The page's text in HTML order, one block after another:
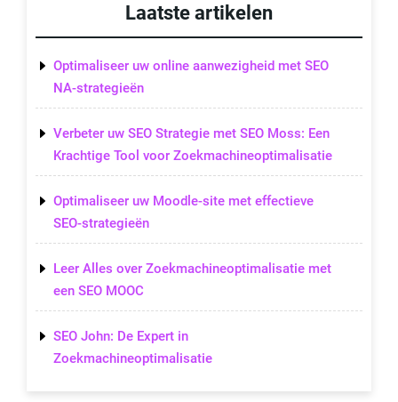
Laatste artikelen
Optimaliseer uw online aanwezigheid met SEO
NA-strategieën
Verbeter uw SEO Strategie met SEO Moss: Een
Krachtige Tool voor Zoekmachineoptimalisatie
Optimaliseer uw Moodle-site met effectieve
SEO-strategieën
Leer Alles over Zoekmachineoptimalisatie met
een SEO MOOC
SEO John: De Expert in
Zoekmachineoptimalisatie